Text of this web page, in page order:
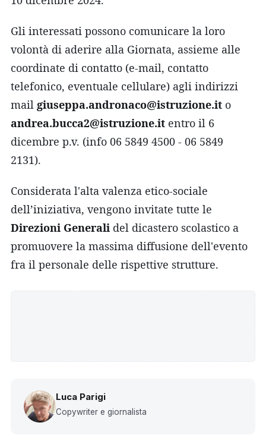
Gli interessati possono comunicare la loro
volontà di aderire alla Giornata, assieme alle
coordinate di contatto (e-mail, contatto
telefonico, eventuale cellulare) agli indirizzi
mail giuseppa.andronaco@istruzione.it o
andrea.bucca2@istruzione.it entro il 6
dicembre p.v. (info 06 5849 4500 - 06 5849
2131).
Considerata l'alta valenza etico-sociale
dell’iniziativa, vengono invitate tutte le
Direzioni Generali del dicastero scolastico a
promuovere la massima diffusione dell'evento
fra il personale delle rispettive strutture.
Luca Parigi
Copywriter e giornalista